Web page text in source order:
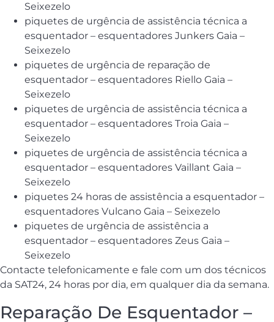
Seixezelo
piquetes de urgência de assistência técnica a
esquentador – esquentadores Junkers Gaia –
Seixezelo
piquetes de urgência de reparação de
esquentador – esquentadores Riello Gaia –
Seixezelo
piquetes de urgência de assistência técnica a
esquentador – esquentadores Troia Gaia –
Seixezelo
piquetes de urgência de assistência técnica a
esquentador – esquentadores Vaillant Gaia –
Seixezelo
piquetes 24 horas de assistência a esquentador –
esquentadores Vulcano Gaia – Seixezelo
piquetes de urgência de assistência a
esquentador – esquentadores Zeus Gaia –
Seixezelo
Contacte telefonicamente e fale com um dos técnicos
da SAT24, 24 horas por dia, em qualquer dia da semana.
Reparação De Esquentador –